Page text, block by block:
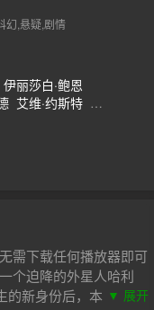
幻,悬疑,剧情
伊丽莎白·鲍恩
艾维·约斯特
需下载任何播放器即可
个迫降的外星人哈利
的新身份后，本带着秘
▼ 展开